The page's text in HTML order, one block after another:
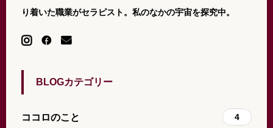
り着いた職業がセラピスト。私のなかの宇宙を探究中。
BLOGカテゴリー
ココロのこと 4